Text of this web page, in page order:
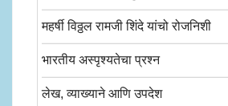
महर्षी विठ्ठल रामजी शिंदे यांचो रोजनिशी
भारतीय अस्पृश्यतेचा प्रश्न
लेख, व्याख्याने आणि उपदेश